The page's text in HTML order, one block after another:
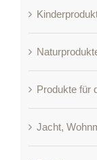
Produkte für
Jacht,